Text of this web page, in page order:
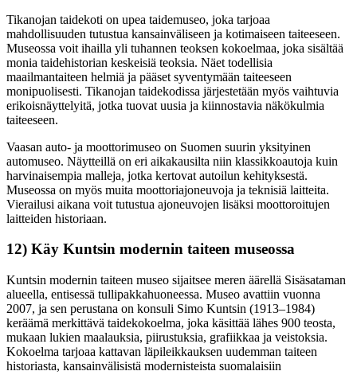
Tikanojan taidekoti on upea taidemuseo, joka tarjoaa
mahdollisuuden tutustua kansainväliseen ja kotimaiseen taiteeseen.
Museossa voit ihailla yli tuhannen teoksen kokoelmaa, joka sisältää
monia taidehistorian keskeisiä teoksia. Näet todellisia
maailmantaiteen helmiä ja pääset syventymään taiteeseen
monipuolisesti. Tikanojan taidekodissa järjestetään myös vaihtuvia
erikoisnäyttelyitä, jotka tuovat uusia ja kiinnostavia näkökulmia
taiteeseen.
Vaasan auto- ja moottorimuseo on Suomen suurin yksityinen
automuseo. Näytteillä on eri aikakausilta niin klassikkoautoja kuin
harvinaisempia malleja, jotka kertovat autoilun kehityksestä.
Museossa on myös muita moottoriajoneuvoja ja teknisiä laitteita.
Vierailusi aikana voit tutustua ajoneuvojen lisäksi moottoroitujen
laitteiden historiaan.
12) Käy Kuntsin modernin taiteen museossa
Kuntsin modernin taiteen museo sijaitsee meren äärellä Sisäsataman
alueella, entisessä tullipakkahuoneessa. Museo avattiin vuonna
2007, ja sen perustana on konsuli Simo Kuntsin (1913–1984)
keräämä merkittävä taidekokoelma, joka käsittää lähes 900 teosta,
mukaan lukien maalauksia, piirustuksia, grafiikkaa ja veistoksia.
Kokoelma tarjoaa kattavan läpileikkauksen uudemman taiteen
historiasta, kansainvälisistä modernisteista suomalaisiin